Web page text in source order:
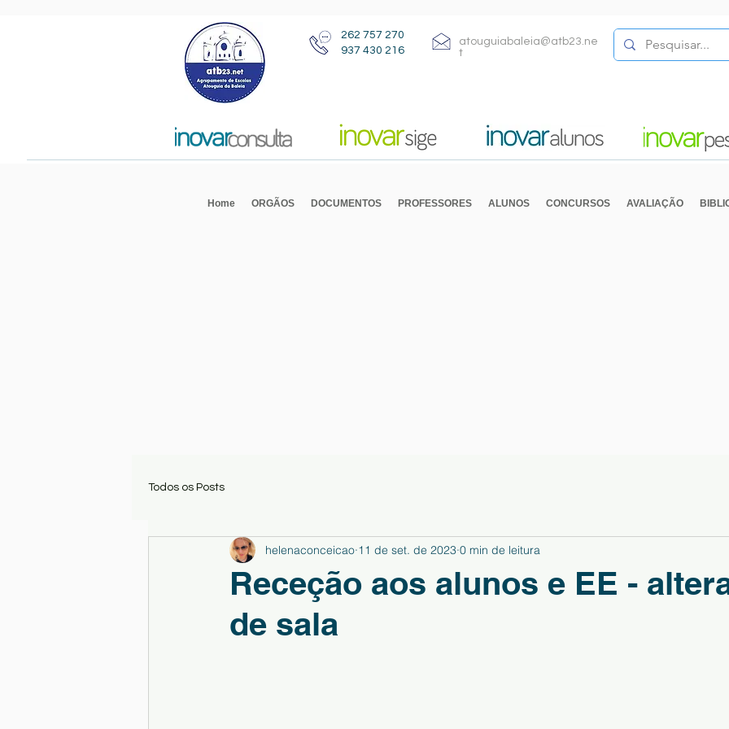
262 757 270
937 430 216
atouguiabaleia@atb23.ne
t
Home ORGÃOS DOCUMENTOS PROFESSORES ALUNOS CONCURSOS AVALIAÇÃO
Todos os Posts
Receção aos alunos e EE -
de sala
helenaconceicao 11 de set. de 2023 0 min de leitura